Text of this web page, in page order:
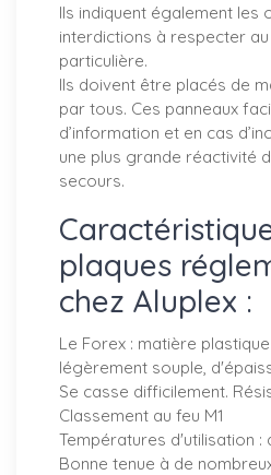
Ils indiquent également les
interdictions à respecter au
particulière.
Ils doivent être placés de
par tous. Ces panneaux
d’information et en cas
une plus grande réactivité
secours.
plaques
chez Aluplex :
Le Forex : matière
légèrement souple,
Se casse difficilement.
Classement au feu M1
Températures d'utilisation :
Bonne tenue à de